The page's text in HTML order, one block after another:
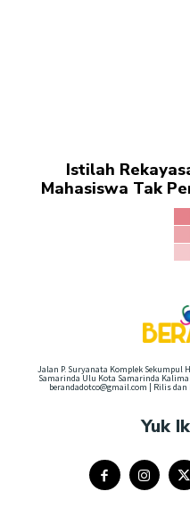
Istilah
Mahasiswa Tak
Jalan P. Suryanata Komplek Sekumpul
Samarinda Ulu Kota Samarinda
berandadotco@gmail.com | Rilis
Yuk